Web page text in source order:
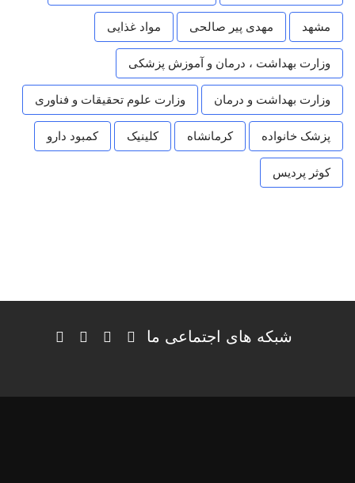
مشهد مهدی پیر صالحی مواد غذایی
وزارت بهداشت ، درمان و آموزش پزشکی
وزارت بهداشت و درمان وزارت علوم تحقیقات و فناوری
پزشک خانواده کرمانشاه کلینیک کمبود دارو
کوثر پردیس
شبکه های اجتماعی ما